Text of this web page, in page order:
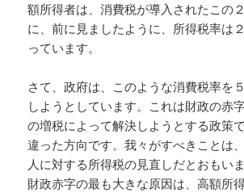
額所得者は、消費税が導入されたこの
に、前に見ましたように、所得税率は
っています。
さて、政府は、このような消費税率を
しようとしています。これは財政の赤
の増税によって解決しようとする政策
違った方向です。我々がすべきことは
人に対する所得税の見直しだとおもい
財政赤字の最も大きな原因は、高額所